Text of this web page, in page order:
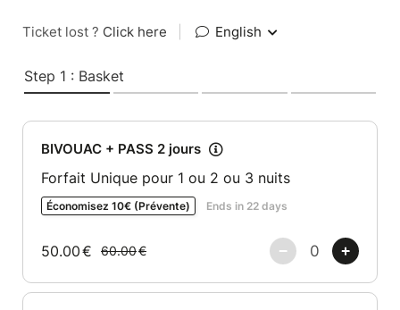
Ticket lost ? Click here English
Step 1 : Basket
BIVOUAC + PASS 2 jours
Forfait Unique pour 1 ou 2 ou 3 nuits
Économisez 10€ (Prévente) Ends in 22 days
50.00€ 60.00€